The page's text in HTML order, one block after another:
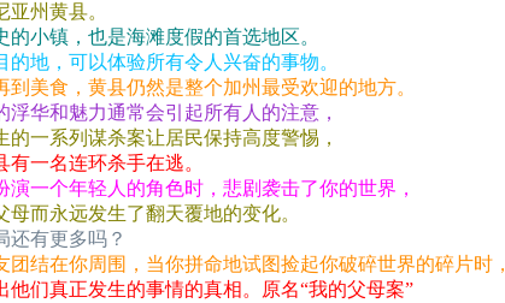
州黄县。
的小镇，也是海滩度假的首选地区。
的地，可以体验所有令人兴奋的事物。
到美食，黄县仍然是整个加州最受欢迎的地方。
浮华和魅力通常会引起所有人的注意，
的一系列谋杀案让居民保持高度警惕，
有一名连环杀手在逃。
演一个年轻人的角色时，悲剧袭击了你的世界，
母而永远发生了翻天覆地的变化。
还有更多吗？
团结在你周围，当你拼命地试图捡起你破碎世界的碎片时，
他们真正发生的事情的真相。原名“我的父母案”